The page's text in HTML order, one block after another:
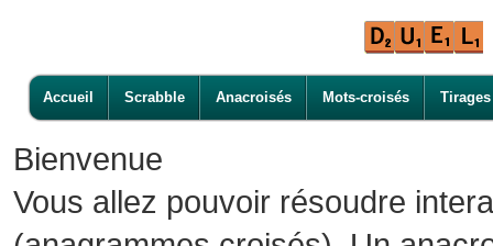
Accueil Scrabble Anacroisés Mots-croisés Tirages
Bienvenue
Vous allez pouvoir résoudre